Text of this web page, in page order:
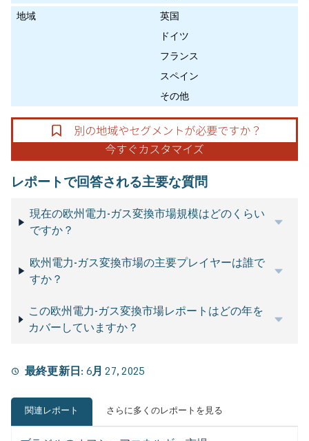
地域
英国
ドイツ
フランス
スペイン
その他
レポートで回答される主要な質問
現在の欧州電力-ガス変換市場規模はどのくらい
ですか？
欧州電力-ガス変換市場の主要プレイヤーは誰で
すか？
この欧州電力-ガス変換市場レポートはどの年を
カバーしていますか？
最終更新日: 6月 27, 2025
関連レポート さらに多くのレポートを見る